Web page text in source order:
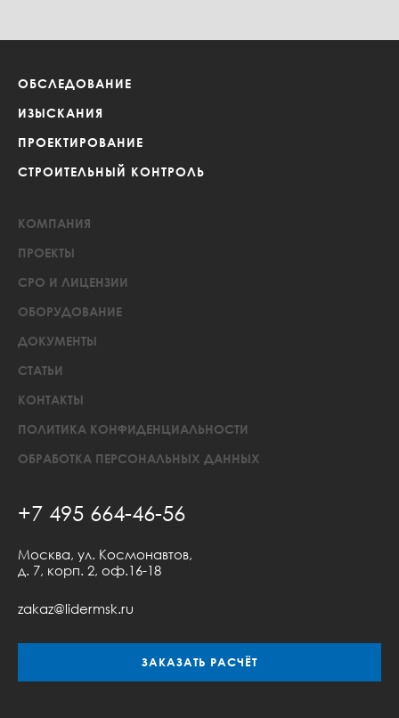
ОБСЛЕДОВАНИЕ
ИЗЫСКАНИЯ
ПРОЕКТИРОВАНИЕ
СТРОИТЕЛЬНЫЙ КОНТРОЛЬ
КОМПАНИЯ
ПРОЕКТЫ
СРО И ЛИЦЕНЗИИ
ОБОРУДОВАНИЕ
ДОКУМЕНТЫ
СТАТЬИ
КОНТАКТЫ
ПОЛИТИКА КОНФИДЕНЦИАЛЬНОСТИ
ОБРАБОТКА ПЕРСОНАЛЬНЫХ ДАННЫХ
+7 495 664-46-56
Москва, ул. Космонавтов,
д. 7, корп. 2, оф.16-18
zakaz@lidermsk.ru
ЗАКАЗАТЬ РАСЧЁТ